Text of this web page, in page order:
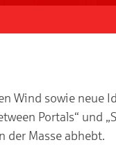
Wind sowie neue
Portals“ und
der Masse abhebt.